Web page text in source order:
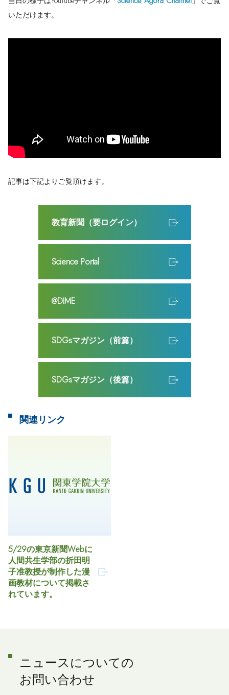
いただけます。
記事は下記よりご覧頂けます。
教育新聞（要ログイン）
Science Portal
@DIME
SDGsマガジン（前篇）
SDGsマガジン（後篇）
関連リンク
5/29の東京新聞Webに
人間共生学部の折田明
子准教授が制作した漫
画教材について掲載さ
れています。
ニュースについての
お問い合わせ